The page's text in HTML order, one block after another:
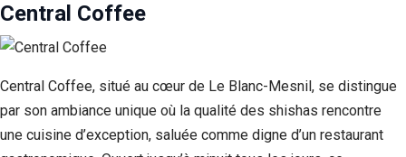
Central Coffee
Central Coffee, situé au cœur de Le Blanc-Mesnil, se distingue
par son ambiance unique où la qualité des shishas rencontre
une cuisine d’exception, saluée comme digne d’un restaurant